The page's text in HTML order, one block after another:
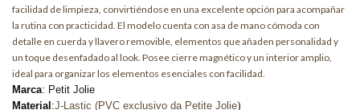
facilidad de limpieza, convirtiéndose en una excelente opción para acompañar
la rutina con practicidad. El modelo cuenta con asa de mano cómoda con
detalle en cuerda y llavero removible, elementos que añaden personalidad y
un toque desenfadado al look. Posee cierre magnético y un interior amplio,
ideal para organizar los elementos esenciales con facilidad.
Marca: Petit Jolie
Material :J-Lastic (PVC exclusivo da Petite Jolie)